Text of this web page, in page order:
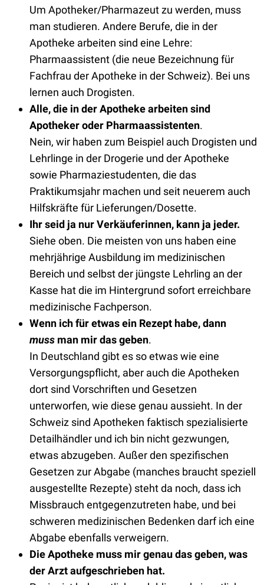
Um Apotheker/Pharmazeut zu werden, muss
man studieren. Andere Berufe, die in der
Apotheke arbeiten sind eine Lehre:
Pharmaassistent (die neue Bezeichnung für
Fachfrau der Apotheke in der Schweiz). Bei uns
lernen auch Drogisten.
Alle, die in der Apotheke arbeiten sind
Apotheker oder Pharmaassistenten.
Nein, wir haben zum Beispiel auch Drogisten und
Lehrlinge in der Drogerie und der Apotheke
sowie Pharmaziestudenten, die das
Praktikumsjahr machen und seit neuerem auch
Hilfskräfte für Lieferungen/Dosette.
Ihr seid ja nur Verkäuferinnen, kann ja jeder.
Siehe oben. Die meisten von uns haben eine
mehrjährige Ausbildung im medizinischen
Bereich und selbst der jüngste Lehrling an der
Kasse hat die im Hintergrund sofort erreichbare
medizinische Fachperson.
Wenn ich für etwas ein Rezept habe, dann
muss man mir das geben.
In Deutschland gibt es so etwas wie eine
Versorgungspflicht, aber auch die Apotheken
dort sind Vorschriften und Gesetzen
unterworfen, wie diese genau aussieht. In der
Schweiz sind Apotheken faktisch spezialisierte
Detailhändler und ich bin nicht gezwungen,
etwas abzugeben. Außer den spezifischen
Gesetzen zur Abgabe (manches braucht speziell
ausgestellte Rezepte) steht da noch, dass ich
Missbrauch entgegenzutreten habe, und bei
schweren medizinischen Bedenken darf ich eine
Abgabe ebenfalls verweigern.
Die Apotheke muss mir genau das geben, was
der Arzt aufgeschrieben hat.